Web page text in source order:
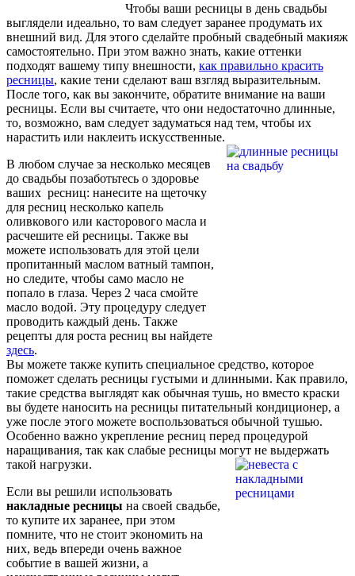
Чтобы ваши ресницы в день свадьбы
выглядели идеально, то вам следует заранее продумать их
внешний вид. Для этого сделайте пробный свадебный макияж
самостоятельно. При этом важно знать, какие оттенки
подходят вашему типу внешности, как правильно красить
ресницы, какие тени сделают ваш взгляд выразительным.
После того, как вы закончите, обратите внимание на ваши
ресницы. Если вы считаете, что они недостаточно длинные,
то, возможно, вам следует задуматься над тем, чтобы их
нарастить или наклеить искусственные.
В любом случае за несколько месяцев
до свадьбы позаботьтесь о здоровье
ваших ресниц: нанесите на щеточку
для ресниц несколько капель
оливкового или касторового масла и
расчешите ей ресницы. Также вы
можете использовать для этой цели
пропитанный маслом ватный тампон,
но следите, чтобы само масло не
попало в глаза. Через 2 часа смойте
масло водой. Эту процедуру следует
проводить каждый день. Также
рецепты для роста ресниц вы найдете
здесь.
Вы можете также купить специальное средство, которое
поможет сделать ресницы густыми и длинными. Как правило,
такие средства выглядят как обычная тушь, но вместо краски
вы будете наносить на ресницы питательный кондиционер, а
уже после этого можете воспользоваться обычной тушью.
Особенно важно укрепление ресниц перед процедурой
наращивания, так как слабые ресницы могут не выдержать
такой нагрузки.
Если вы решили использовать
накладные ресницы на своей свадьбе,
то купите их заранее, при этом
помните, что не стоит экономить на
них, ведь впереди очень важное
событие в вашей жизни, а